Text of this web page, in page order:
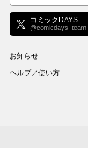
コミックDAYS
@comicdays_team
お知らせ
ヘルプ／使い方